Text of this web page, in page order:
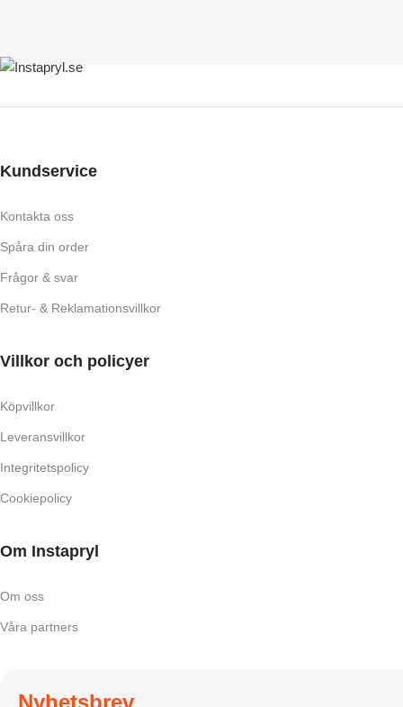
Kundservice
Kontakta oss
Spåra din order
Frågor & svar
Retur- & Reklamationsvillkor
Villkor och policyer
Köpvillkor
Leveransvillkor
Integritetspolicy
Cookiepolicy
Om Instapryl
Om oss
Våra partners